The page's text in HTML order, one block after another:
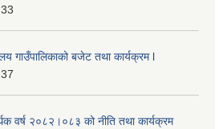
गाउँपालिकाको बजेट तथा कार्यक्रम l
वर्ष २०८२।०८३ को नीति तथा कार्यक्रम